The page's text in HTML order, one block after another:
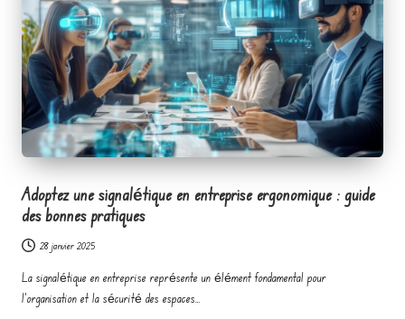
Adoptez une signalétique en entreprise ergonomique : guide
des bonnes pratiques
28 janvier 2025
La signalétique en entreprise représente un élément fondamental pour
l'organisation et la sécurité des espaces…